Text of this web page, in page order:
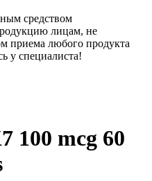
средством
лицам, не
приема любого продукта
у специалиста!
100 mcg 60